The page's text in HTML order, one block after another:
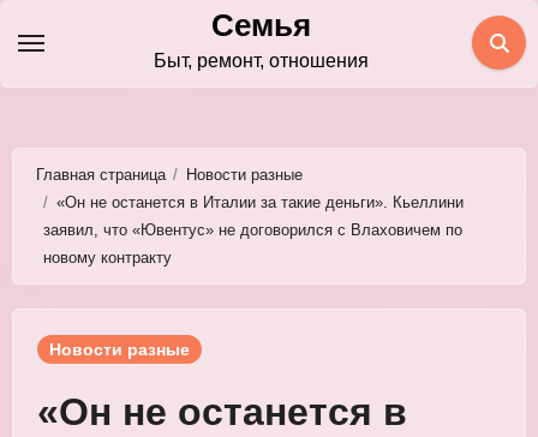
содержимому
Семья
Быт, ремонт, отношения
Главная страница
Новости разные
«Он не останется в Италии за такие деньги». Кьеллини
заявил, что «Ювентус» не договорился с Влаховичем по
новому контракту
Новости разные
«Он не останется в